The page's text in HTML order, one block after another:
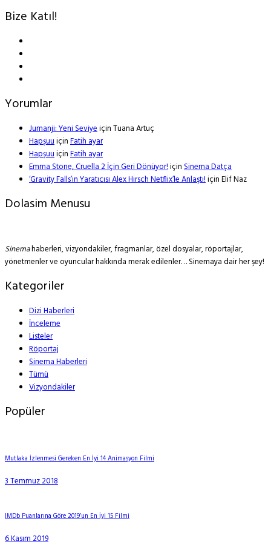
Bize Katıl!
Yorumlar
Jumanji: Yeni SeviyeiçinTuana Artuç
HapşuuiçinFatih ayar
HapşuuiçinFatih ayar
Emma Stone, Cruella 2 İçin Geri Dönüyor!içinSinema Datça
‘Gravity Falls’ın Yaratıcısı Alex Hirsch Netflix’le Anlaştı!içinElif Naz
Dolasim Menusu
Sinemahaberleri, vizyondakiler, fragmanlar, özel dosyalar, röportajlar,
yönetmenler ve oyuncular hakkında merak edilenler… Sinemaya dair her şey!
Kategoriler
Dizi Haberleri
İnceleme
Listeler
Röportaj
Sinema Haberleri
Tümü
Vizyondakiler
Popüler
Mutlaka İzlenmesi Gereken En İyi 14 Animasyon Filmi
3 Temmuz 2018
IMDb Puanlarına Göre 2019’un En İyi 15 Filmi
6 Kasım 2019